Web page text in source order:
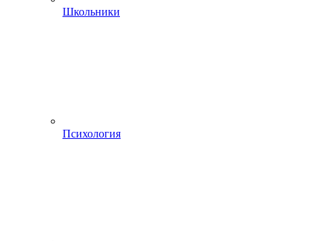
Школьники
Психология